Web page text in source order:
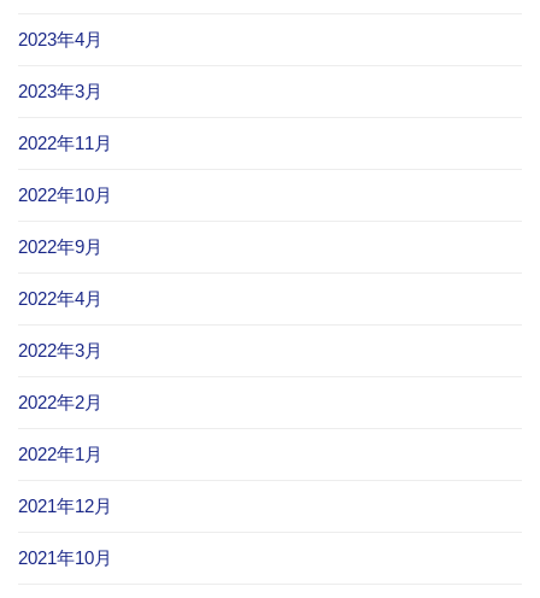
2023年4月
2023年3月
2022年11月
2022年10月
2022年9月
2022年4月
2022年3月
2022年2月
2022年1月
2021年12月
2021年10月